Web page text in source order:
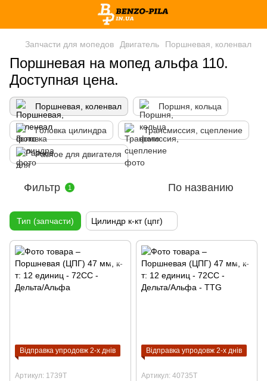
Запчасти для мопедов Двигатель Поршневая, коленвал
Поршневая на мопед альфа 110.
Доступная цена.
Поршневая, коленвал Поршня, кольца
Головка цилиндра Трансмиссия, сцепление
Разное для двигателя
Фильтр 1 По названию
Тип (запчасти) Цилиндр к-кт (цпг)
Відправка упродовж 2-х днів
Артикул: 1739T
Відправка упродовж 2-х днів
Артикул: 40735T